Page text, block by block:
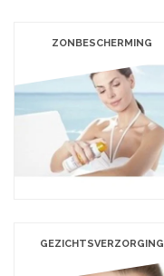
ZONBESCHERMING
GEZICHTSVERZORGING